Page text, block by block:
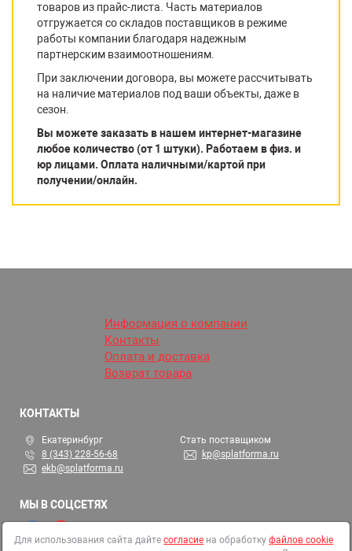
товаров из прайс-листа. Часть материалов
отгружается со складов поставщиков в режиме
работы компании благодаря надежным
партнерским взаимоотношениям.
При заключении договора, вы можете рассчитывать
на наличие материалов под ваши объекты, даже в
сезон.
Вы можете заказать в нашем интернет-магазине
любое количество (от 1 штуки). Работаем в физ. и
юр лицами. Оплата наличными/картой при
получении/онлайн.
Информация о компании
Контакты
Оплата и доставка
Возврат товара
КОНТАКТЫ
Екатеринбург
8 (343) 228-56-68
ekb@splatforma.ru
Стать поставщиком
kp@splatforma.ru
МЫ В СОЦСЕТЯХ
Для использования сайта дайтесогласие на обработкуфайлов cookie